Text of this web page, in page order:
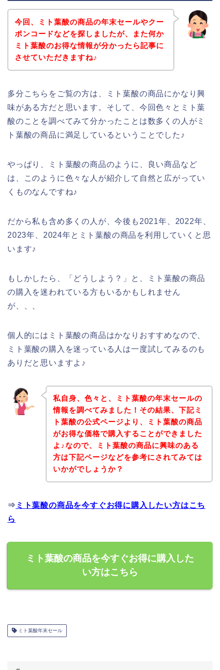
今回、ミト葉酸の商品の年末セールやクー
ポンコードなどを探しましたが、また何か
ミト葉酸のお得な情報が分かったら記事に
させていただきますね♪
多分こちらをご覧の方は、ミト葉酸の商品にかなり興
味がある方だと思います。そして、今回色々とミト葉
酸のことを調べてみて分かったことは数多くの人がミ
ト葉酸の商品に満足しているということでした♪
やっぱり、ミト葉酸の商品のように、良い商品など
は、このように色々な人が紹介して自然と広がってい
くものなんですね♪
だから私も含め多くの人が、今後も2021年、2022年、
2023年、2024年とミト葉酸の商品を利用していくと思
います♪
もしかしたら、「どうしよう？」と、ミト葉酸の商品
の購入を迷われている方もいるかもしれません
が、、、
個人的にはミト葉酸の商品はかなりおすすめなので、
ミト葉酸の購入を迷っている人は一度試してみるのも
ありだと思いますよ♪
私自身、色々と、ミト葉酸の年末セールの
情報を調べてみました！その結果、下記ミ
ト葉酸の公式ページより、ミト葉酸の商品
がお得な価格で購入することができました
よ♪なので、ミト葉酸の商品に興味のある
方は下記ページなどを参考にされてみては
いかがでしょうか？
⇒ ミト葉酸の商品を今すぐお得に購入したい方はこち
ら
ミト葉酸の商品を今すぐお得に購入した
い方はこちら
ミト葉酸年末セール